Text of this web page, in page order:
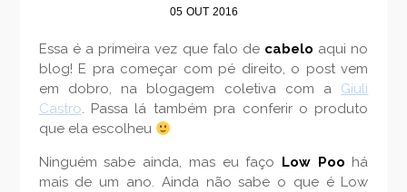
05 OUT 2016
Essa é a primeira vez que falo de cabelo aqui no
blog! E pra começar com pé direito, o post vem
em dobro, na blogagem coletiva com a Giuli
Castro. Passa lá também pra conferir o produto
que ela escolheu
Ninguém sabe ainda, mas eu faço Low Poo há
mais de um ano. Ainda não sabe o que é Low